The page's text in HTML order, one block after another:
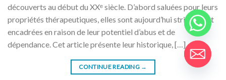
découverts au début du XXᵉ siècle. D’abord saluées pour leurs
propriétés thérapeutiques, elles sont aujourd’hui strictement
encadrées en raison de leur potentiel d’abus et de
dépendance. Cet article présente leur historique, […]
CONTINUE READING →